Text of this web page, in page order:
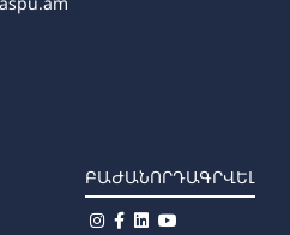
ԲԱԺԱՆՈՐԴԱԳՐՎԵԼ